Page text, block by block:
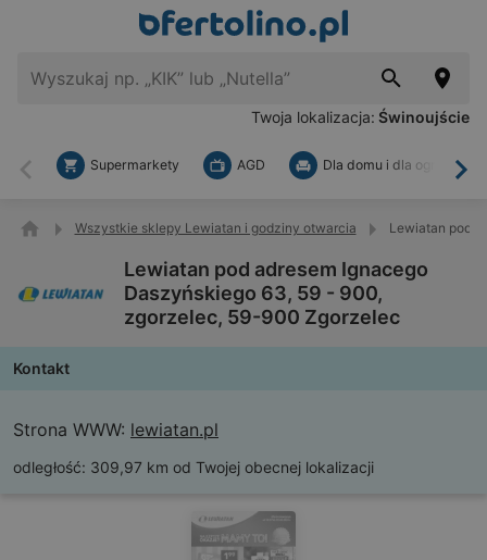
Twoja lokalizacja: Świnoujście
Wstecz
Supermarkety AGD Dla domu i dla ogrodu
Wszystkie sklepy Lewiatan i godziny otwarcia Lewiatan pod
Lewiatan pod adresem Ignacego
Daszyńskiego 63, 59 - 900,
zgorzelec, 59-900 Zgorzelec
Kontakt
Strona WWW: lewiatan.pl
odległość: 309,97 km od Twojej obecnej lokalizacji